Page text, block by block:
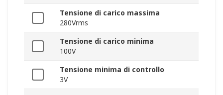
Tensione di carico massima
280Vrms
Tensione di carico minima
100V
Tensione minima di controllo
3V